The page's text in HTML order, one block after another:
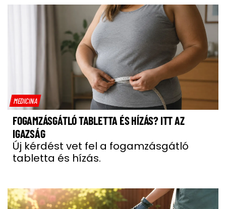
MEDICINA
FOGAMZÁSGÁTLÓ TABLETTA ÉS HÍZÁS? ITT AZ
IGAZSÁG
Új kérdést vet fel a fogamzásgátló
tabletta és hízás.